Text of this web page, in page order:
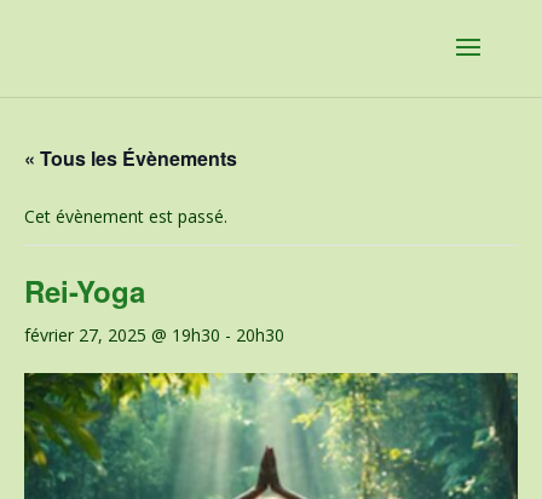
« Tous les Évènements
Cet évènement est passé.
Rei-Yoga
février 27, 2025 @ 19h30 - 20h30